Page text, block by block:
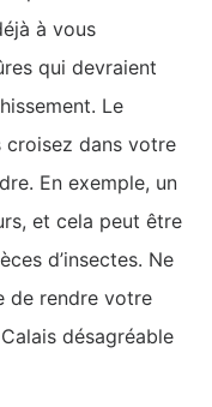
à vous
qui devraient
Le
croisez dans votre
En exemple, un
et cela peut être
d’insectes. Ne
de rendre votre
désagréable